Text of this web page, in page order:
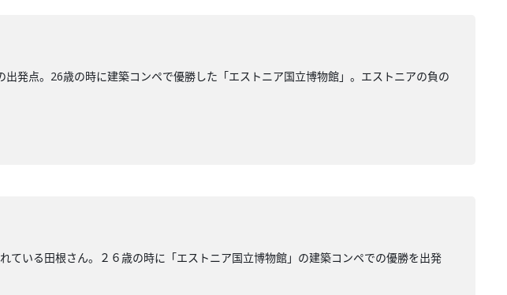
発点。26歳の時に建築コンペで優勝した「エストニア国立博物館」。エストニアの負の
いる田根さん。２６歳の時に「エストニア国立博物館」の建築コンペでの優勝を出発